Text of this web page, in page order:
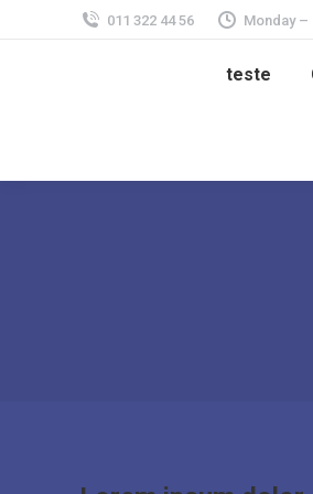
011 322 44 56 Monday –
teste